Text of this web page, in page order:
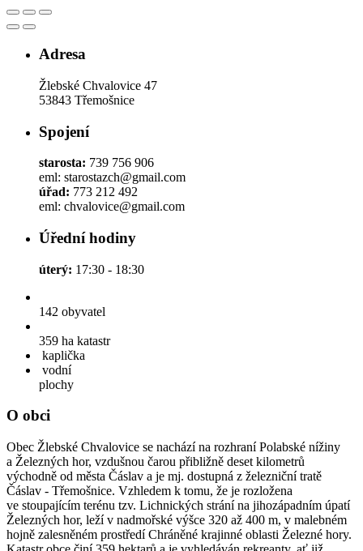
Adresa
Žlebské Chvalovice 47
53843 Třemošnice
Spojení
starosta: 739 756 906
eml: starostazch@gmail.com
úřad: 773 212 492
eml: chvalovice@gmail.com
Úřední hodiny
úterý: 17:30 - 18:30
142 obyvatel
359 ha katastr
kaplička
vodní
plochy
O obci
Obec Žlebské Chvalovice se nachází na rozhraní Polabské nížiny
a Železných hor, vzdušnou čarou přibližně deset kilometrů
východně od města Čáslav a je mj. dostupná z železniční tratě
Čáslav - Třemošnice. Vzhledem k tomu, že je rozložena
ve stoupajícím terénu tzv. Lichnických strání na jihozápadním úpatí
Železných hor, leží v nadmořské výšce 320 až 400 m, v malebném
hojně zalesněném prostředí Chráněné krajinné oblasti Železné hory.